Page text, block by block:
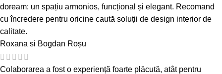
doream: un spațiu armonios, funcțional și elegant. Recomand
cu încredere pentru oricine caută soluții de design interior de
calitate.
Roxana si Bogdan Roșu
Colaborarea a fost o experiență foarte plăcută, atât pentru